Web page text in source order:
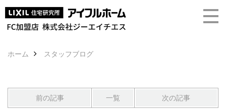
ホーム スタッフブログ
前の記事 一覧 次の記事